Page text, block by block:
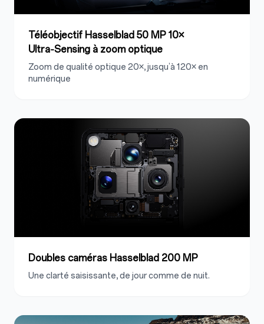
Téléobjectif Hasselblad 50 MP 10×
Ultra‑Sensing à zoom optique
Zoom de qualité optique 20×, jusqu’à 120× en
numérique
Doubles caméras Hasselblad 200 MP
Une clarté saisissante, de jour comme de nuit.